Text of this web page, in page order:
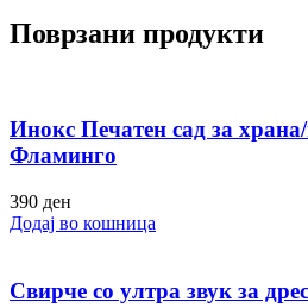
Поврзани продукти
Инокс Печатен сад за
Фламинго
390 ден
Додај во кошница
Свирче со ултра звук за